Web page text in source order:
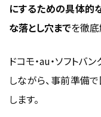
NTTドコモ法人
au法人携帯の解
キャリアの違い
できる
法人携帯の違
にするための具体的
な落とし穴までを徹底
ドコモ・au・ソフトバ
しながら、事前準備
します。